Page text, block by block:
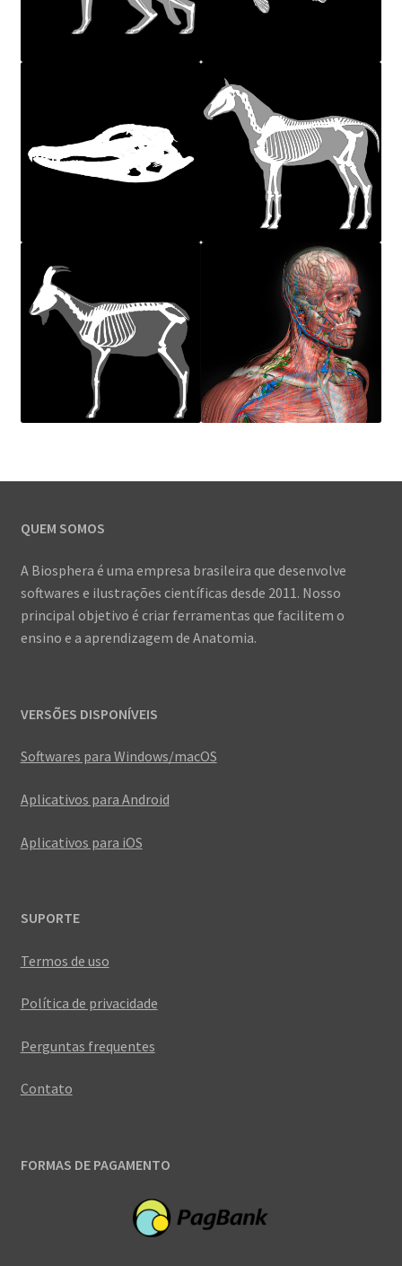
QUEM SOMOS
A Biosphera é uma empresa brasileira que desenvolve
softwares e ilustrações científicas desde 2011. Nosso
principal objetivo é criar ferramentas que facilitem o
ensino e a aprendizagem de Anatomia.
VERSÕES DISPONÍVEIS
Softwares para Windows/macOS
Aplicativos para Android
Aplicativos para iOS
SUPORTE
Termos de uso
Política de privacidade
Perguntas frequentes
Contato
FORMAS DE PAGAMENTO